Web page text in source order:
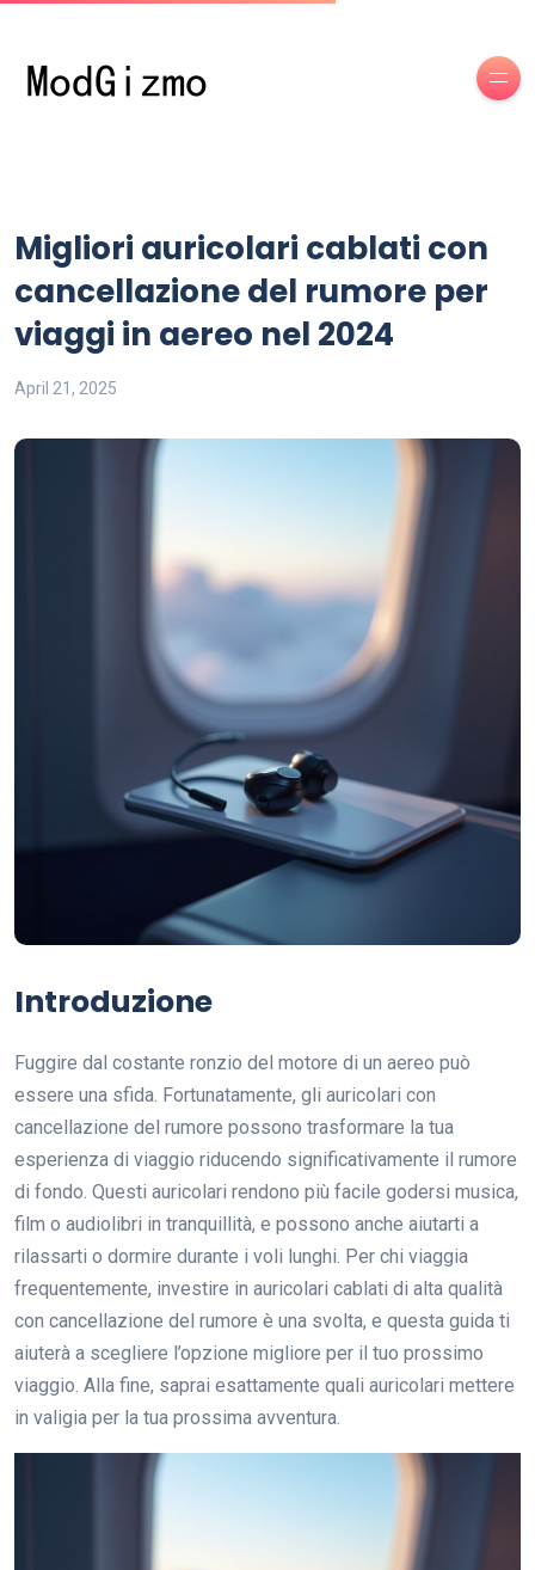
Migliori auricolari cablati con
cancellazione del rumore per
viaggi in aereo nel 2024
April 21, 2025
Introduzione
Fuggire dal costante ronzio del motore di un aereo può
essere una sfida. Fortunatamente, gli auricolari con
cancellazione del rumore possono trasformare la tua
esperienza di viaggio riducendo significativamente il rumore
di fondo. Questi auricolari rendono più facile godersi musica,
film o audiolibri in tranquillità, e possono anche aiutarti a
rilassarti o dormire durante i voli lunghi. Per chi viaggia
frequentemente, investire in auricolari cablati di alta qualità
con cancellazione del rumore è una svolta, e questa guida ti
aiuterà a scegliere l’opzione migliore per il tuo prossimo
viaggio. Alla fine, saprai esattamente quali auricolari mettere
in valigia per la tua prossima avventura.